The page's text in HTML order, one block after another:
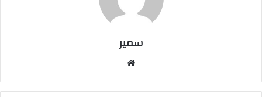
سمير
ق